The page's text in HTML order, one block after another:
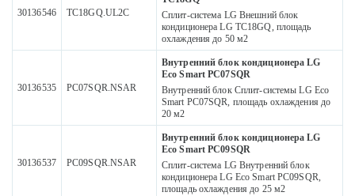
30136546 TC18GQ.UL2C
Сплит-система LG Внешний блок
кондиционера LG TC18GQ, площадь
охлаждения до 50 м2
30136535 PC07SQR.NSAR
Внутренний блок кондиционера LG
Eco Smart PC07SQR
Внутренний блок Сплит-системы LG Eco
Smart PC07SQR, площадь охлаждения до
20 м2
30136537 PC09SQR.NSAR
Внутренний блок кондиционера LG
Eco Smart PC09SQR
Сплит-система LG Внутренний блок
кондиционера LG Eco Smart PC09SQR,
площадь охлаждения до 25 м2